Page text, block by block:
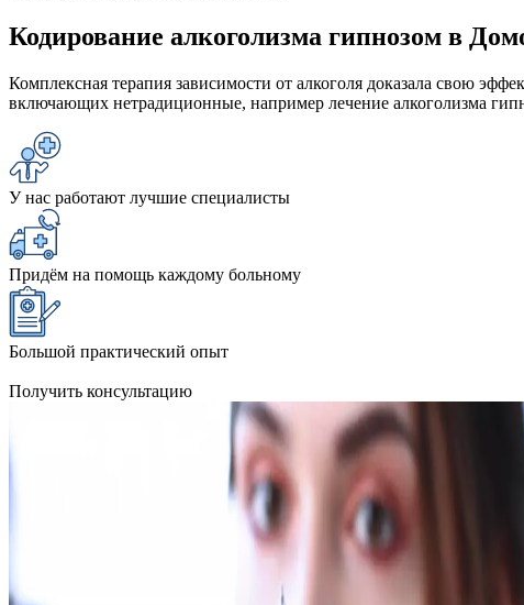
Кодирование алкоголизма гипнозом в
Комплексная терапия зависимости от алкоголя доказала свою
включающих нетрадиционные, например лечение алкоголизма
У нас работают лучшие специалисты
Придём на помощь каждому больному
Большой практический опыт
Получить консультацию